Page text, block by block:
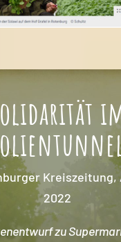
Kreiszeitung,
2022
zu